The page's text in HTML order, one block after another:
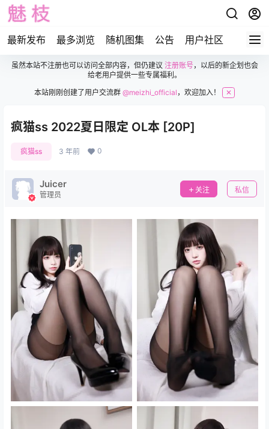
最新发布 最多浏览 随机图集 公告 用户社区
虽然本站不注册也可以访问全部内容，但仍建议 注册账号，以后的新企划也会
给老用户提供一些专属福利。
本站刚刚创建了用户交流群@meizhi_official ，欢迎加入！ ✕
疯猫ss 2022夏日限定 OL本 [20P]
疯猫ss 3 年前 0
Juicer
管理员
关注 私信